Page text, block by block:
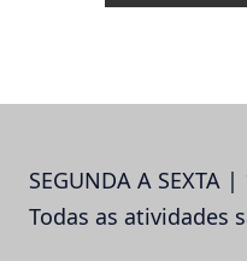
SEGUNDA A SEXTA |
Todas as atividades